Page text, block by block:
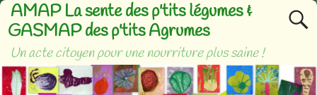
AMAP La sente des p'tits légumes &
GASMAP des p'tits Agrumes
Un acte citoyen pour une nourriture plus saine !